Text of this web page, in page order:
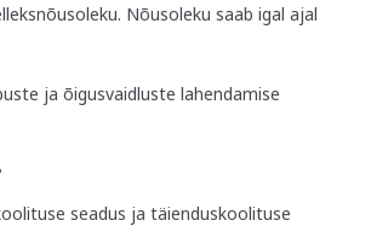
Nõusoleku saab igal ajal
ja õigusvaidluste lahendamise
seadus ja täienduskoolituse